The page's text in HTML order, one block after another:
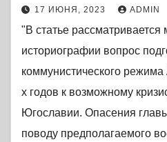
17 ИЮНЯ, 2023 ADMIN
"В статье
историографии вопрос
коммунистического
х годов к возможному
Югославии. Опасения
поводу предполагаемого